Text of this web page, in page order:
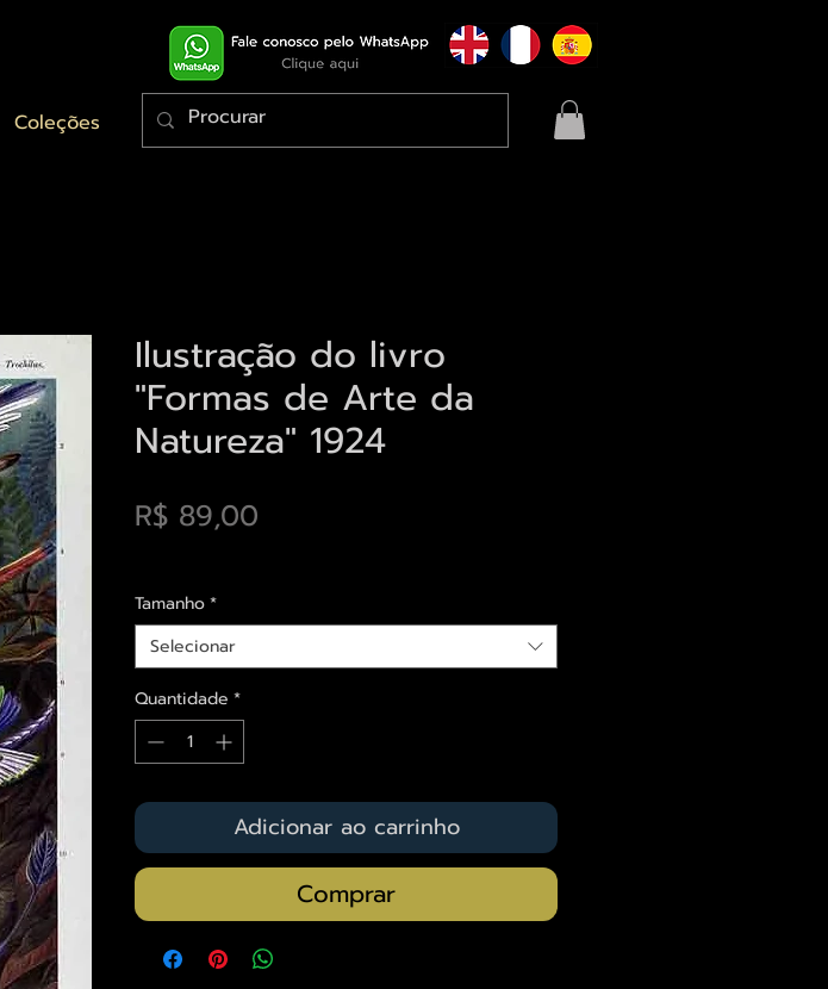
Coleções
Ilustração do livro
"Formas de Arte da
Natureza" 1924
R$ 89,00
Tamanho*
Selecionar
Quantidade *
Adicionar ao carrinho
Comprar